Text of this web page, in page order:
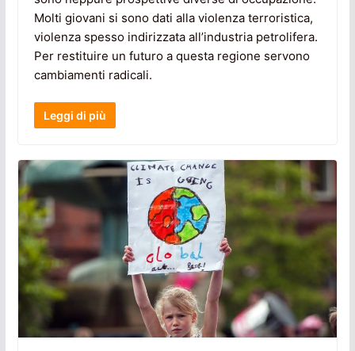
Molti giovani si sono dati alla violenza terroristica,
violenza spesso indirizzata all’industria petrolifera.
Per restituire un futuro a questa regione servono
cambiamenti radicali.
Leggi di più